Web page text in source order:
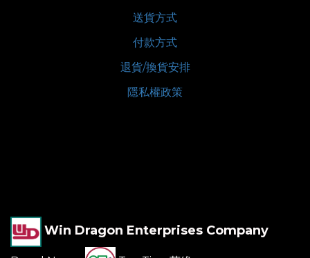
送貨方式
付款方式
退貨/換貨安排
隱私權政策
Win Dragon Enterprises Company